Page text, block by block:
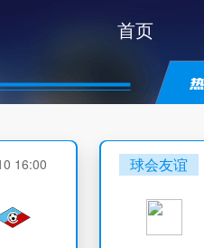
首页
16:00 球会友谊